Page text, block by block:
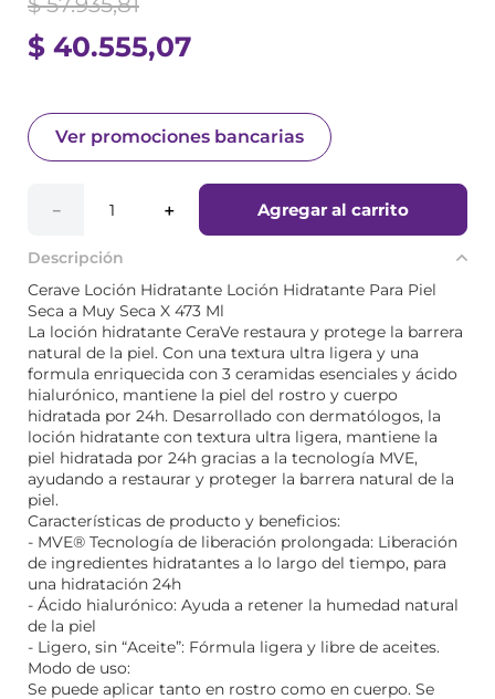
$ 40.555,07
Ver promociones bancarias
＋
－ Agregar al carrito
Descripción
Cerave Loción Hidratante Loción Hidratante Para Piel
Seca a Muy Seca X 473 Ml
La loción hidratante CeraVe restaura y protege la barrera
natural de la piel. Con una textura ultra ligera y una
formula enriquecida con 3 ceramidas esenciales y ácido
hialurónico, mantiene la piel del rostro y cuerpo
hidratada por 24h. Desarrollado con dermatólogos, la
loción hidratante con textura ultra ligera, mantiene la
piel hidratada por 24h gracias a la tecnología MVE,
ayudando a restaurar y proteger la barrera natural de la
piel.
Características de producto y beneficios:
- MVE® Tecnología de liberación prolongada: Liberación
de ingredientes hidratantes a lo largo del tiempo, para
una hidratación 24h
- Ácido hialurónico: Ayuda a retener la humedad natural
de la piel
- Ligero, sin “Aceite”: Fórmula ligera y libre de aceites.
Modo de uso:
Se puede aplicar tanto en rostro como en cuerpo. Se